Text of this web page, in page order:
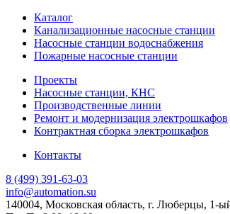
Каталог
Канализационные насосные станции
Насосные станции водоснабжения
Пожарные насосные станции
Проекты
Насосные станции, КНС
Производственные линии
Ремонт и модернизация электрошкафов
Контрактная сборка электрошкафов
Контакты
8 (499) 391-63-03
info@automation.su
140004, Московская область, г. Люберцы, 1-